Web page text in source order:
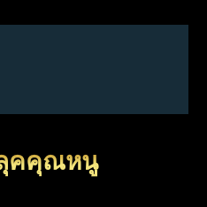
คคุณหนู